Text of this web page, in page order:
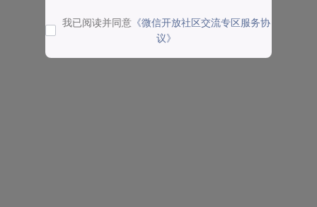
我已阅读并同意 《微信开放社区交流专区服务协
议》